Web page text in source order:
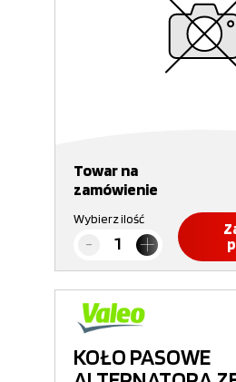
Towar na
zamówienie
Wybierz ilość
KOŁO PASOWE